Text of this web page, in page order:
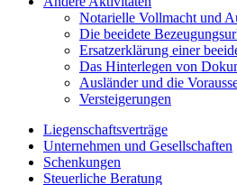
Notarielle Vollmacht und
Die beeidete
Ersatzerklärung einer
Das Hinterlegen von
Ausländer und die
Versteigerungen
Liegenschaftsverträge
Unternehmen und Gesellschaften
Schenkungen
Steuerliche Beratung